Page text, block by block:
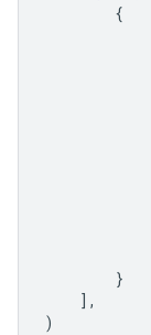
{
}
],
)